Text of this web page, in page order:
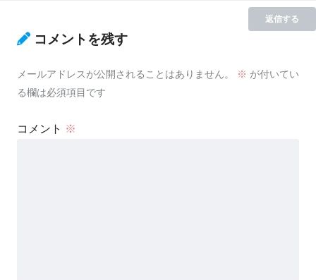
返信する
コメントを残す
メールアドレスが公開されることはありません。 ※ が付いてい
る欄は必須項目です
コメント ※